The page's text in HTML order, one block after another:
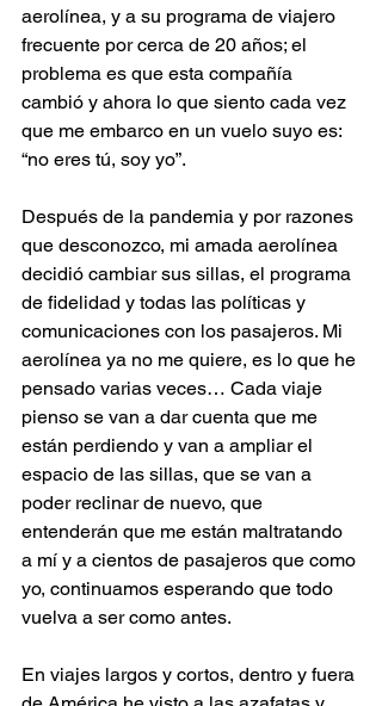
aerolínea, y a su programa de viajero
frecuente por cerca de 20 años; el
problema es que esta compañía
cambió y ahora lo que siento cada vez
que me embarco en un vuelo suyo es:
“no eres tú, soy yo”.
Después de la pandemia y por razones
que desconozco, mi amada aerolínea
decidió cambiar sus sillas, el programa
de fidelidad y todas las políticas y
comunicaciones con los pasajeros. Mi
aerolínea ya no me quiere, es lo que he
pensado varias veces… Cada viaje
pienso se van a dar cuenta que me
están perdiendo y van a ampliar el
espacio de las sillas, que se van a
poder reclinar de nuevo, que
entenderán que me están maltratando
a mí y a cientos de pasajeros que como
yo, continuamos esperando que todo
vuelva a ser como antes.
En viajes largos y cortos, dentro y fuera